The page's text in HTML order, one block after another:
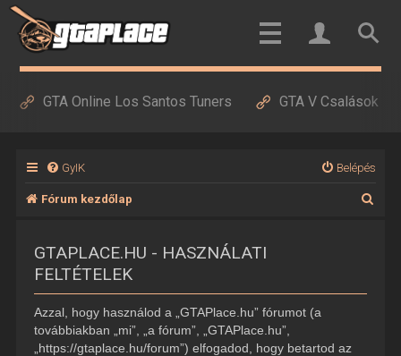
GTA Online Los Santos Tuners GTA V Csalások
GyIK Belépés
Fórum kezdőlap
GTAPLACE.HU - HASZNÁLATI
FELTÉTELEK
Azzal, hogy használod a „GTAPlace.hu” fórumot (a
továbbiakban „mi”, „a fórum”, „GTAPlace.hu”,
„https://gtaplace.hu/forum”) elfogadod, hogy betartod az